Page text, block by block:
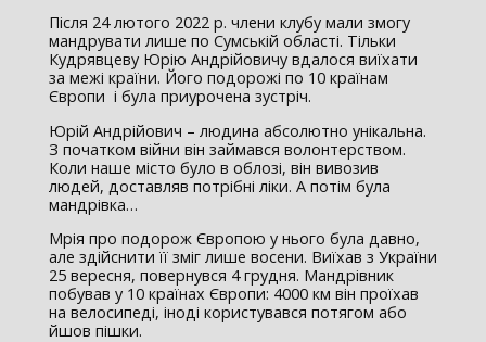
Після 24 лютого 2022 р. члени клубу мали змогу
мандрувати лише по Сумській області. Тільки
Кудрявцеву Юрію Андрійовичу вдалося виїхати
за межі країни. Його подорожі по 10 країнам
Європи і була приурочена зустріч.
Юрій Андрійович – людина абсолютно унікальна.
З початком війни він займався волонтерством.
Коли наше місто було в облозі, він вивозив
людей, доставляв потрібні ліки. А потім була
мандрівка…
Мрія про подорож Європою у нього була давно,
але здійснити її зміг лише восени. Виїхав з України
25 вересня, повернувся 4 грудня. Мандрівник
побував у 10 країнах Європи: 4000 км він проїхав
на велосипеді, іноді користувався потягом або
йшов пішки.